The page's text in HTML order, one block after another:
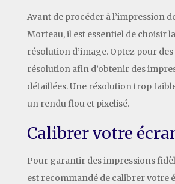
Avant de procéder à l’impression
Morteau, il est essentiel de choisir
résolution d’image. Optez pour
résolution afin d’obtenir des
détaillées. Une résolution trop
un rendu flou et pixelisé.
Calibrer votre
Pour garantir des impressions
est recommandé de calibrer votre